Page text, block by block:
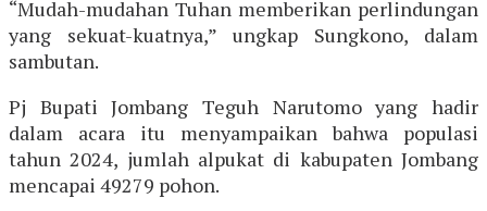
“Mudah-mudahan Tuhan memberikan perlindungan
yang sekuat-kuatnya,” ungkap Sungkono, dalam
sambutan.
Pj Bupati Jombang Teguh Narutomo yang hadir
dalam acara itu menyampaikan bahwa populasi
tahun 2024, jumlah alpukat di kabupaten Jombang
mencapai 49279 pohon.